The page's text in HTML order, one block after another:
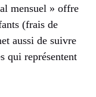
mensuel » offre
(frais de
aussi de suivre
qui représentent